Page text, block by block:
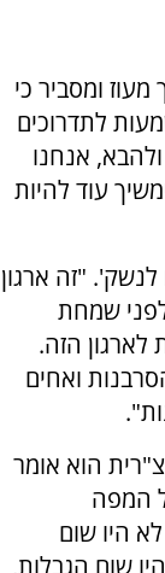
ומסביר כי
לתדרוכים
אנחנו
עוד להיות
"זה ארגון
שמחת
הזה.
ואחים
הוא אומר
המפה
היו שום
שום הגבלות,